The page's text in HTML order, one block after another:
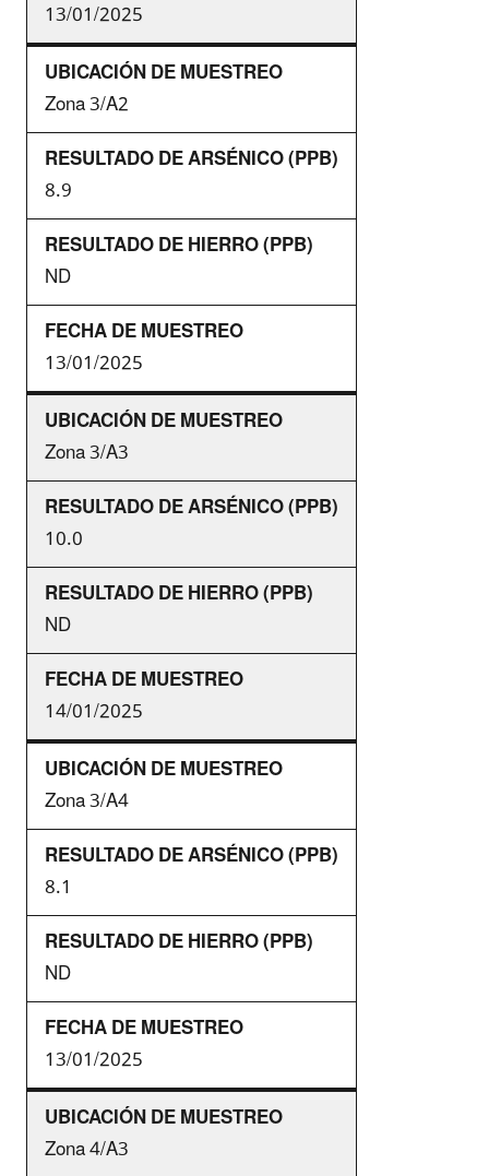
13/01/2025
Zona 3/A2
8.9
ND
13/01/2025
Zona 3/A3
10.0
ND
14/01/2025
Zona 3/A4
8.1
ND
13/01/2025
Zona 4/A3